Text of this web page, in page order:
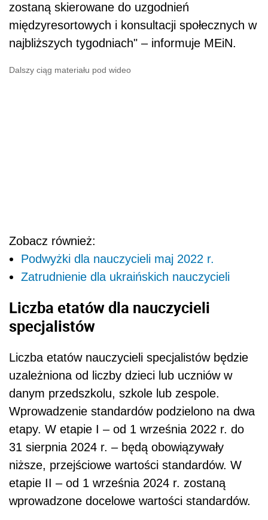
zostaną skierowane do uzgodnień
międzyresortowych i konsultacji społecznych w
najbliższych tygodniach" – informuje MEiN.
Dalszy ciąg materiału pod wideo
Zobacz również:
Podwyżki dla nauczycieli maj 2022 r.
Zatrudnienie dla ukraińskich nauczycieli
Liczba etatów dla nauczycieli
specjalistów
Liczba etatów nauczycieli specjalistów będzie
uzależniona od liczby dzieci lub uczniów w
danym przedszkolu, szkole lub zespole.
Wprowadzenie standardów podzielono na dwa
etapy. W etapie I – od 1 września 2022 r. do
31 sierpnia 2024 r. – będą obowiązywały
niższe, przejściowe wartości standardów. W
etapie II – od 1 września 2024 r. zostaną
wprowadzone docelowe wartości standardów.